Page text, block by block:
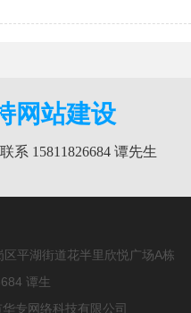
网站建设
系 15811826684 谭先生
平湖街道花半里欣悦广场A栋
谭生
专网络科技有限公司